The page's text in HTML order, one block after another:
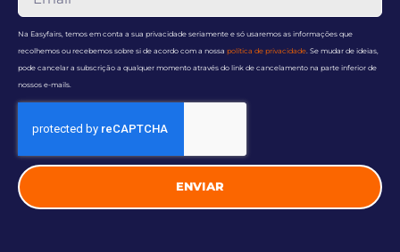
Na Easyfairs, temos em conta a sua privacidade seriamente e só usaremos as informações que
recolhemos ou recebemos sobre si de acordo com a nossa política de privacidade . Se mudar de ideias,
pode cancelar a subscrição a qualquer momento através do link de cancelamento na parte inferior de
nossos e-mails.
ENVIAR